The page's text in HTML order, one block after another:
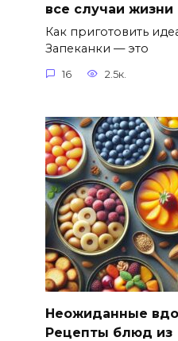
все случаи жизни
Как приготовить
Запеканки — это
16 2.5к.
Неожиданные
Рецепты блюд из